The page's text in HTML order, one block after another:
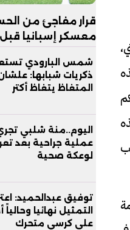
قرار مفاجئ من
معسكر إسبانيا قبل
شمس البارودي
ذكريات شبابها:
المتغاظ يتغاظ أكتر
اليوم..منة شلبي
عملية جراحية بعد
لوعكة صحية
توفيق عبدالحميد:
التمثيل نهائيا
على كرسي متحرك